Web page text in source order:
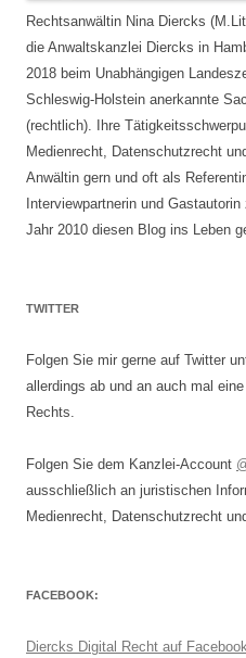
Rechtsanwältin Nina Diercks
die Anwaltskanzlei Diercks in
2018 beim Unabhängigen
Schleswig-Holstein anerkannte
(rechtlich). Ihre
Medienrecht, Datenschutzrecht
Anwältin gern und oft als
Interviewpartnerin und
Jahr 2010 diesen Blog ins Leben
TWITTER
Folgen Sie mir gerne auf Twitter
allerdings ab und an auch mal
Rechts.
Folgen Sie dem Kanzlei-Account
ausschließlich an juristischen
Medienrecht, Datenschutzrecht
FACEBOOK:
Diercks Digital Recht auf